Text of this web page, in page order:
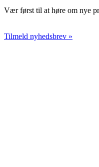
Vær først til at høre om nye
Tilmeld nyhedsbrev »